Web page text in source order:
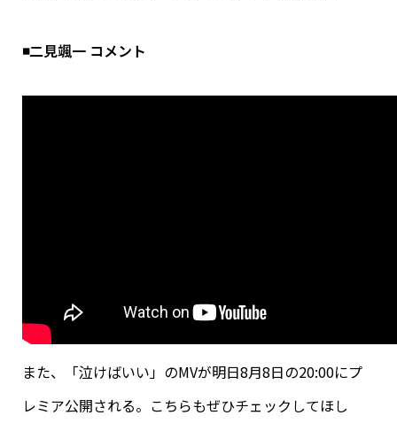
◾️二見颯一 コメント
また、「泣けばいい」のMVが明日8月8日の20:00にプ
レミア公開される。こちらもぜひチェックしてほし